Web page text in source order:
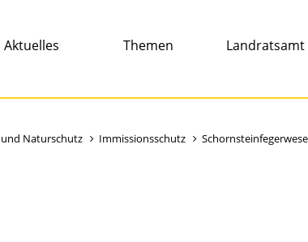
Aktuelles Themen Landratsamt
und Naturschutz Immissionsschutz